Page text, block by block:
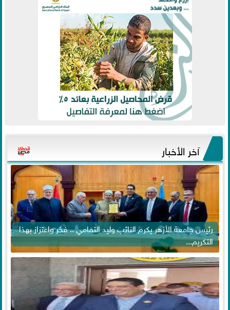
آخر الأخبار
رئيس جامعة الأزهر يكرم النائب وليد التمامي .. فخر واعتزاز بهذا
التكريم...